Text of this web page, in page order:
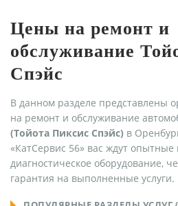
Цены на ремонт и
обслуживание
Спэйс
В данном разделе представлены
на ремонт и обслуживание
(Тойота Пиксис Спэйс) в
«КатСервис 56» вас ждут
диагностическое оборудование,
гарантия на выполненные услуги.